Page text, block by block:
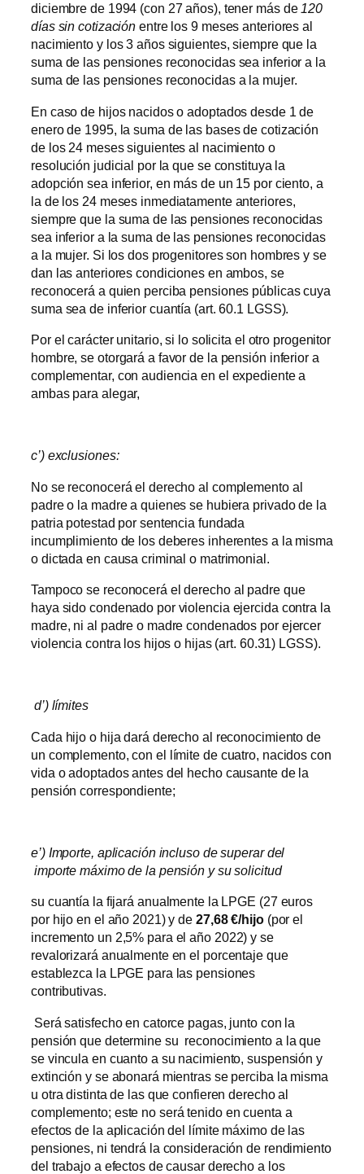
diciembre de 1994 (con 27 años), tener más de 120
días sin cotización entre los 9 meses anteriores al
nacimiento y los 3 años siguientes, siempre que la
suma de las pensiones reconocidas sea inferior a la
suma de las pensiones reconocidas a la mujer.
En caso de hijos nacidos o adoptados desde 1 de
enero de 1995, la suma de las bases de cotización
de los 24 meses siguientes al nacimiento o
resolución judicial por la que se constituya la
adopción sea inferior, en más de un 15 por ciento, a
la de los 24 meses inmediatamente anteriores,
siempre que la suma de las pensiones reconocidas
sea inferior a la suma de las pensiones reconocidas
a la mujer. Si los dos progenitores son hombres y se
dan las anteriores condiciones en ambos, se
reconocerá a quien perciba pensiones públicas cuya
suma sea de inferior cuantía (art. 60.1 LGSS).
Por el carácter unitario, si lo solicita el otro progenitor
hombre, se otorgará a favor de la pensión inferior a
complementar, con audiencia en el expediente a
ambas para alegar,
c’) exclusiones:
No se reconocerá el derecho al complemento al
padre o la madre a quienes se hubiera privado de la
patria potestad por sentencia fundada
incumplimiento de los deberes inherentes a la misma
o dictada en causa criminal o matrimonial.
Tampoco se reconocerá el derecho al padre que
haya sido condenado por violencia ejercida contra la
madre, ni al padre o madre condenados por ejercer
violencia contra los hijos o hijas (art. 60.31) LGSS).
d’) límites
Cada hijo o hija dará derecho al reconocimiento de
un complemento, con el límite de cuatro, nacidos con
vida o adoptados antes del hecho causante de la
pensión correspondiente;
e’) Importe, aplicación incluso de superar del
importe máximo de la pensión y su solicitud
su cuantía la fijará anualmente la LPGE (27 euros
por hijo en el año 2021) y de 27,68 €/hijo(por el
incremento un 2,5% para el año 2022) y se
revalorizará anualmente en el porcentaje que
establezca la LPGE para las pensiones
contributivas.
Será satisfecho en catorce pagas, junto con la
pensión que determine su reconocimiento a la que
se vincula en cuanto a su nacimiento, suspensión y
extinción y se abonará mientras se perciba la misma
u otra distinta de las que confieren derecho al
complemento; este no será tenido en cuenta a
efectos de la aplicación del límite máximo de las
pensiones, ni tendrá la consideración de rendimiento
del trabajo a efectos de causar derecho a los